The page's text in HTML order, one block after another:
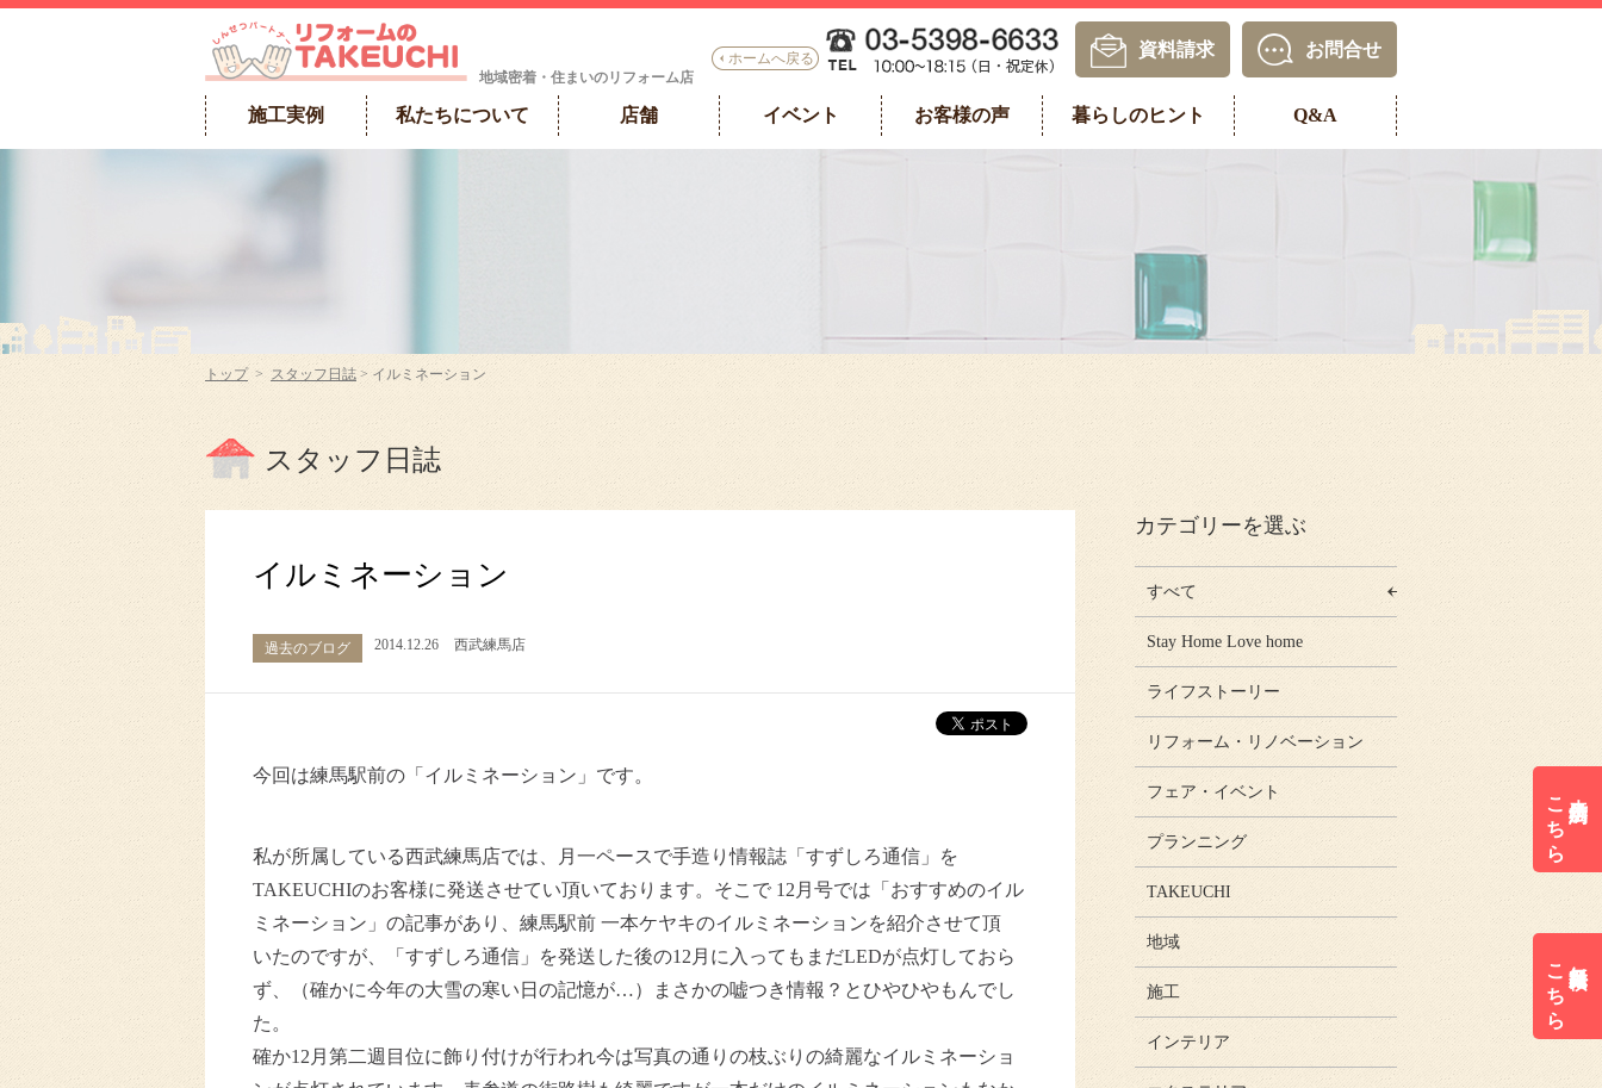
地域密着・住まいのリフォーム店
ホームへ戻る 資料請求 お問合せ
施工実例 私たちについて 店舗 イベント お客様の声 暮らしのヒント Q&A
来店予約は
こちら
無料見積は
こちら
トップ> スタッフ日誌 > イルミネーション
スタッフ日誌
イルミネーション
過去のブログ 2014.12.26 西武練馬店
今回は練馬駅前の「イルミネーション」です。
私が所属している西武練馬店では、月一ペースで手造り情報誌「すずしろ通信」を
TAKEUCHIのお客様に発送させてい頂いております。そこで 12月号では「おすすめのイル
ミネーション」の記事があり、練馬駅前 一本ケヤキのイルミネーションを紹介させて頂
いたのですが、「すずしろ通信」を発送した後の12月に入ってもまだLEDが点灯しておら
ず、（確かに今年の大雪の寒い日の記憶が…）まさかの嘘つき情報？とひやひやもんでし
た。
確か12月第二週目位に飾り付けが行われ今は写真の通りの枝ぶりの綺麗なイルミネーショ
カテゴリーを選ぶ
すべて
Stay Home Love home
ライフストーリー
リフォーム・リノベーション
フェア・イベント
プランニング
TAKEUCHI
地域
施工
インテリア